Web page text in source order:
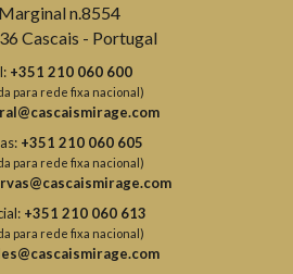
n.8554
Cascais - Portugal
+351 210 060 600
para rede fixa nacional)
+351 210 060 605
para rede fixa nacional)
+351 210 060 613
para rede fixa nacional)